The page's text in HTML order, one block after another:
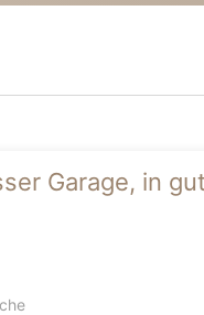
Garage, in